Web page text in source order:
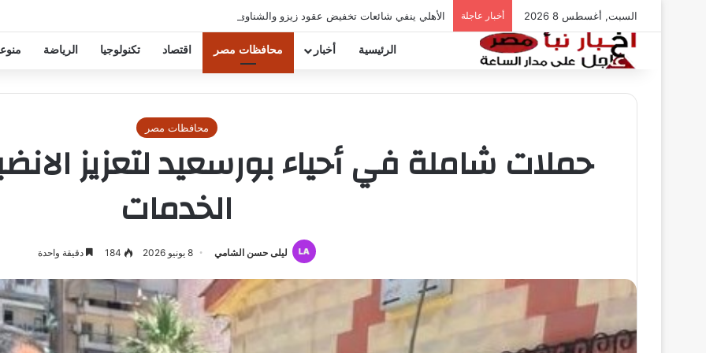
السبت, أغسطس 8 2026 أخبار عاجلة الأهلي ينفي شائعات تخفيض عقود زيزو والشناوي
الرئيسية أخبار محافظات مصر اقتصاد تكنولوجيا الرياضة
محافظات مصر
حملات شاملة في أحياء بورسعيد لتعزيز
الخدمات
ليلى حسن الشامي 8 يونيو 2026 184 دقيقة واحدة